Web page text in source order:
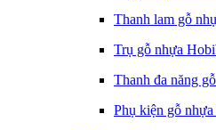
Thanh lam gỗ
Trụ gỗ nhựa
Thanh đa năng
Phụ kiện gỗ